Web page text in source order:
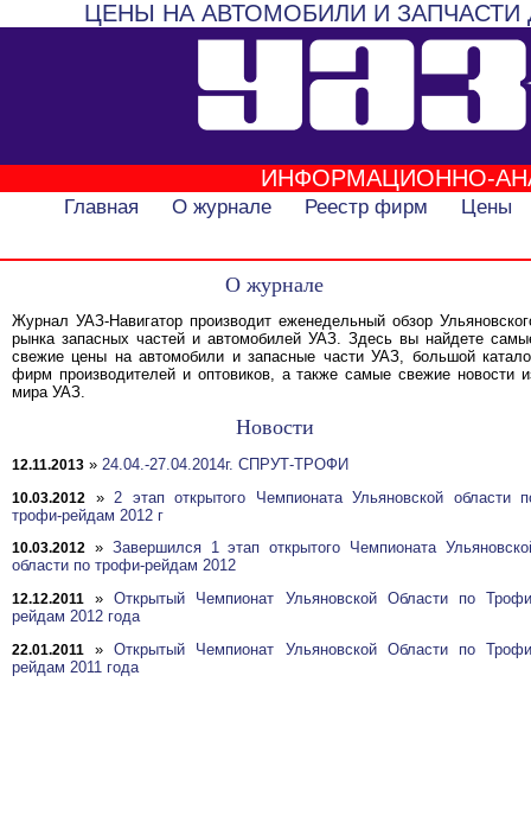
ЦЕНЫ НА АВТОМОБИЛИ И
ИНФОРМАЦИОННО-
Главная О журнале Реестр фирм Цены
О журнале
Журнал УАЗ-Навигатор производит еженедельный обзор
рынка запасных частей и автомобилей УАЗ. Здесь вы найдете
свежие цены на автомобили и запасные части УАЗ, большой
фирм производителей и оптовиков, а также самые свежие новости
мира УАЗ.
Новости
12.11.2013 » 24.04.-27.04.2014г. СПРУТ-ТРОФИ
10.03.2012 » 2 этап открытого Чемпионата Ульяновской области
трофи-рейдам 2012 г
10.03.2012 » Завершился 1 этап открытого Чемпионата
области по трофи-рейдам 2012
12.12.2011 »Открытый Чемпионат Ульяновской Области по
рейдам 2012 года
22.01.2011 »Открытый Чемпионат Ульяновской Области по
рейдам 2011 года